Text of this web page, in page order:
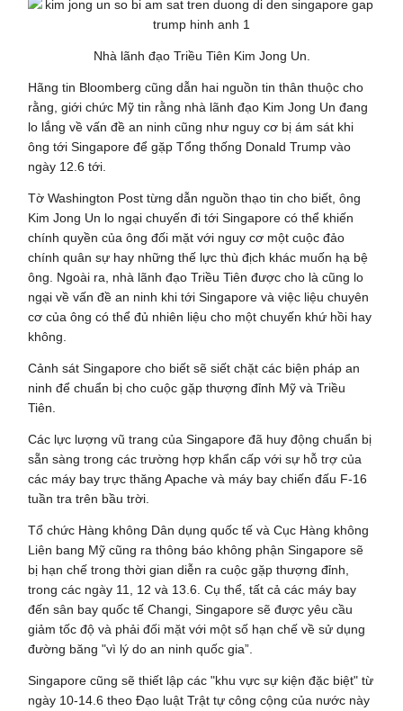
Nhà lãnh đạo Triều Tiên Kim Jong Un.
Hãng tin Bloomberg cũng dẫn hai nguồn tin thân thuộc cho
rằng, giới chức Mỹ tin rằng nhà lãnh đạo Kim Jong Un đang
lo lắng về vấn đề an ninh cũng như nguy cơ bị ám sát khi
ông tới Singapore để gặp Tổng thống Donald Trump vào
ngày 12.6 tới.
Tờ Washington Post từng dẫn nguồn thạo tin cho biết, ông
Kim Jong Un lo ngại chuyến đi tới Singapore có thể khiến
chính quyền của ông đối mặt với nguy cơ một cuộc đảo
chính quân sự hay những thế lực thù địch khác muốn hạ bệ
ông. Ngoài ra, nhà lãnh đạo Triều Tiên được cho là cũng lo
ngại về vấn đề an ninh khi tới Singapore và việc liệu chuyên
cơ của ông có thể đủ nhiên liệu cho một chuyến khứ hồi hay
không.
Cảnh sát Singapore cho biết sẽ siết chặt các biện pháp an
ninh để chuẩn bị cho cuộc gặp thượng đỉnh Mỹ và Triều
Tiên.
Các lực lượng vũ trang của Singapore đã huy động chuẩn bị
sẵn sàng trong các trường hợp khẩn cấp với sự hỗ trợ của
các máy bay trực thăng Apache và máy bay chiến đấu F-16
tuần tra trên bầu trời.
Tổ chức Hàng không Dân dụng quốc tế và Cục Hàng không
Liên bang Mỹ cũng ra thông báo không phận Singapore sẽ
bị hạn chế trong thời gian diễn ra cuộc gặp thượng đỉnh,
trong các ngày 11, 12 và 13.6. Cụ thể, tất cả các máy bay
đến sân bay quốc tế Changi, Singapore sẽ được yêu cầu
giảm tốc độ và phải đối mặt với một số hạn chế về sử dụng
đường băng "vì lý do an ninh quốc gia”.
Singapore cũng sẽ thiết lập các "khu vực sự kiện đặc biệt" từ
ngày 10-14.6 theo Đạo luật Trật tự công cộng của nước này